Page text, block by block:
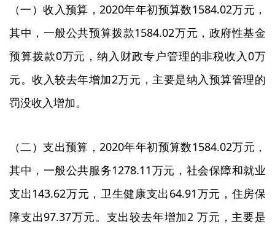
（一）收入预算，2020年年初预算数1584.02万元，
其中，一般公共预算拨款1584.02万元，政府性基金
预算拨款0万元，纳入财政专户管理的非税收入0万
元。收入较去年增加2万元，主要是纳入预算管理的
罚没收入增加。
（二）支出预算，2020年年初预算数1584.02万元，
其中，一般公共服务1278.11万元，社会保障和就业
支出143.62万元，卫生健康支出64.91万元，住房保
障支出97.37万元。支出较去年增加2 万元，主要是